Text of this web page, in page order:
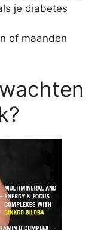
je diabetes
of maanden